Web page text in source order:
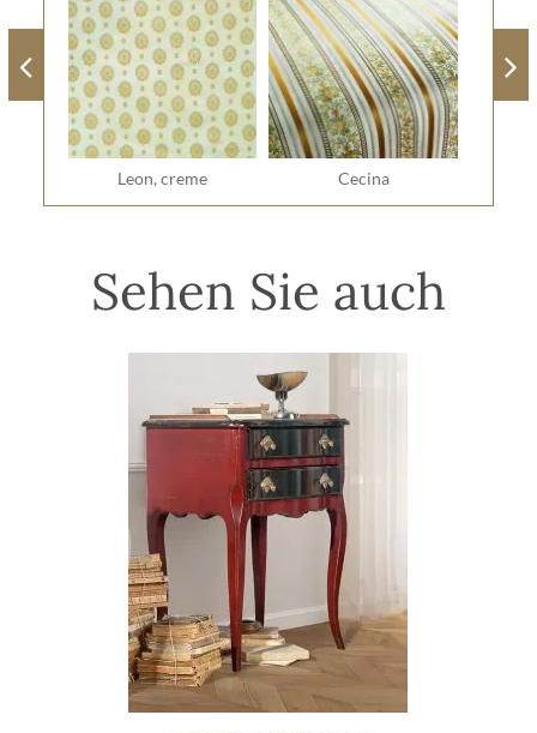
Leon, creme Cecina
Sehen Sie auch